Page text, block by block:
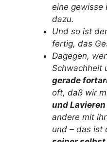
eine gewisse
dazu.
Und so ist
fertig, das
Dagegen,
Schwachheit
gerade
oft, daß wir
und Lavieren
andere mit
und – das ist